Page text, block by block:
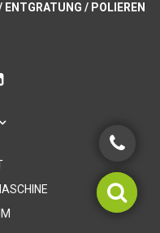
/ POLIEREN